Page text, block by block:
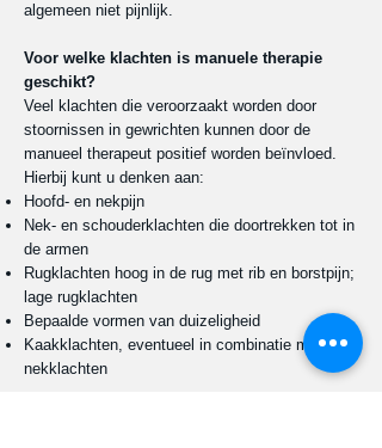
algemeen niet pijnlijk.
Voor welke klachten is manuele therapie
geschikt?
Veel klachten die veroorzaakt worden door
stoornissen in gewrichten kunnen door de
manueel therapeut positief worden beïnvloed.
Hierbij kunt u denken aan:
Hoofd- en nekpijn
Nek- en schouderklachten die doortrekken tot in
de armen
Rugklachten hoog in de rug met rib en borstpijn;
lage rugklachten
Bepaalde vormen van duizeligheid
Kaakklachten, eventueel in combinatie met
nekklachten